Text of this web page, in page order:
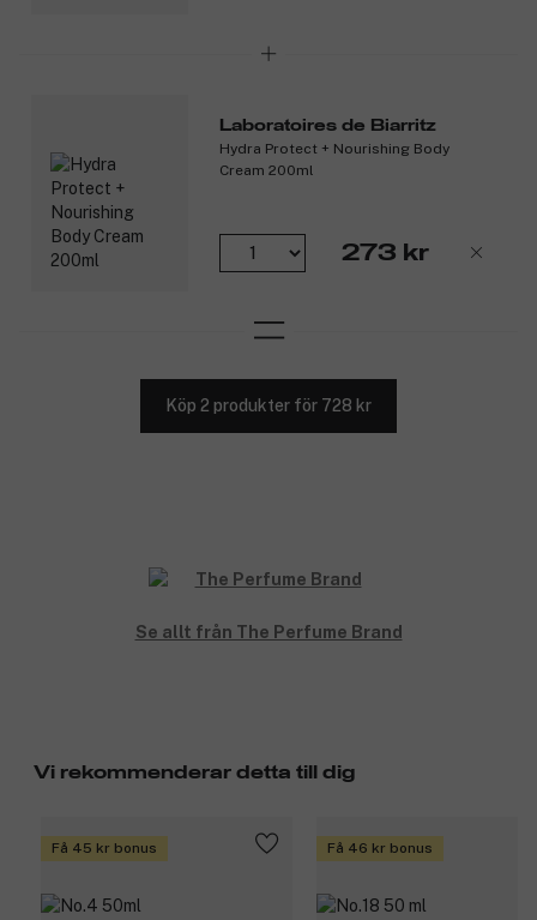
inte, tillhör sina respektive ägare. Stöd från, direkt anknytning
Parfymerna kan variera i färg.
3325196
Laboratoires de Biarritz
Hydra Protect + Nourishing Body
Cream 200ml
273 kr
Köp 2 produkter för 728 kr
Se allt från The Perfume Brand
Vi rekommenderar detta till dig
Få 45 kr bonus Få 46 kr bonus